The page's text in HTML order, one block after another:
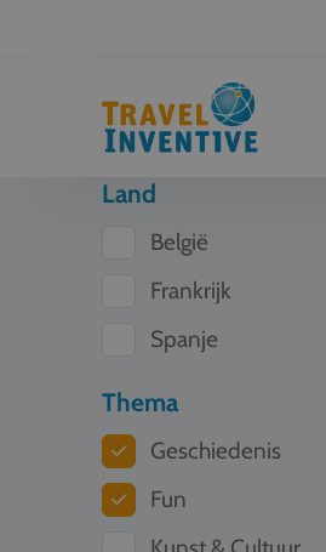
Land
België
Frankrijk
Spanje
Thema
Geschiedenis
Fun